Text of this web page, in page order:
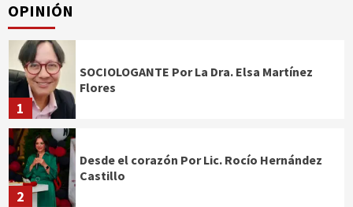
OPINIÓN
1
SOCIOLOGANTE Por La Dra. Elsa Martínez
Flores
2
Desde el corazón Por Lic. Rocío Hernández
Castillo